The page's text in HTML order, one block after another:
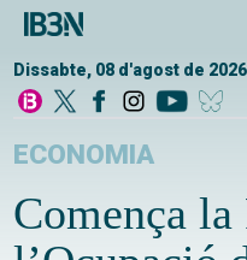
Dissabte, 08 d'agost de 2026
ECONOMIA
Comença la